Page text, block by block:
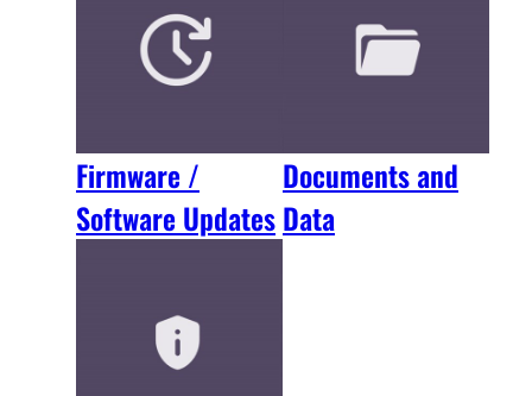
Firmware /
Software Updates
Documents and
Data